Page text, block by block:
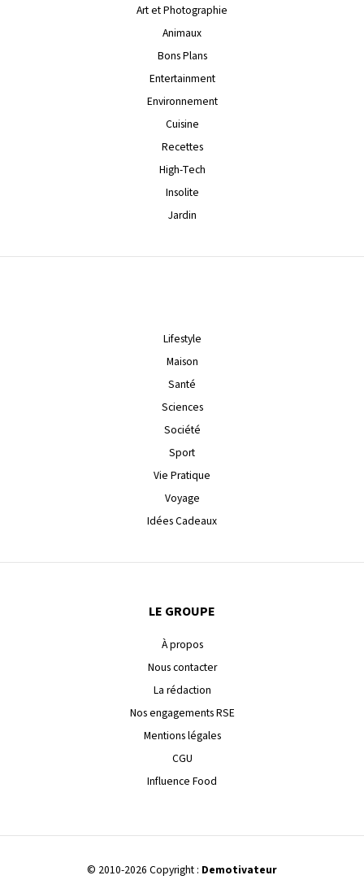
Art et Photographie
Animaux
Bons Plans
Entertainment
Environnement
Cuisine
Recettes
High-Tech
Insolite
Jardin
Lifestyle
Maison
Santé
Sciences
Société
Sport
Vie Pratique
Voyage
Idées Cadeaux
LE GROUPE
À propos
Nous contacter
La rédaction
Nos engagements RSE
Mentions légales
CGU
Influence Food
© 2010-2026 Copyright : Demotivateur